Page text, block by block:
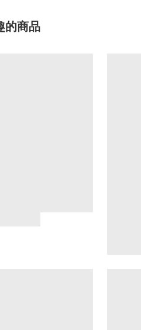
的商品